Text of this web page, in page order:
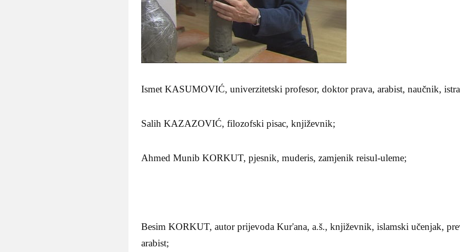
Ismet KASUMOVIĆ, univerzitetski profesor, doktor prava, arabist, naučnik,
Salih KAZAZOVIĆ, filozofski pisac, književnik;
Ahmed Munib KORKUT, pjesnik, muderis, zamjenik reisul-uleme;
Besim KORKUT, autor prijevoda Kur'ana, a.š., književnik, islamski učenjak,
arabist;